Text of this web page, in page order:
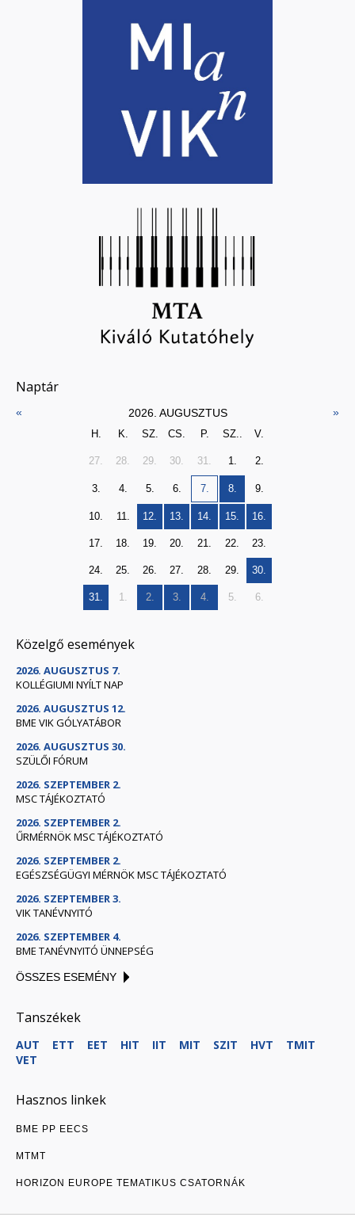
Naptár
« 2026. AUGUSZTUS »
H. K. SZ. CS. P. SZ.. V.
27. 28. 29. 30. 31. 1. 2.
3. 4. 5. 6. 7. 8. 9.
10. 11. 12. 13. 14. 15. 16.
17. 18. 19. 20. 21. 22. 23.
24. 25. 26. 27. 28. 29. 30.
31. 1. 2. 3. 4. 5. 6.
Közelgő események
2026. AUGUSZTUS 7.
KOLLÉGIUMI NYÍLT NAP
2026. AUGUSZTUS 12.
BME VIK GÓLYATÁBOR
2026. AUGUSZTUS 30.
SZÜLŐI FÓRUM
2026. SZEPTEMBER 2.
MSC TÁJÉKOZTATÓ
2026. SZEPTEMBER 2.
ŰRMÉRNÖK MSC TÁJÉKOZTATÓ
2026. SZEPTEMBER 2.
EGÉSZSÉGÜGYI MÉRNÖK MSC TÁJÉKOZTATÓ
2026. SZEPTEMBER 3.
VIK TANÉVNYITÓ
2026. SZEPTEMBER 4.
BME TANÉVNYITÓ ÜNNEPSÉG
ÖSSZES ESEMÉNY
Tanszékek
AUT ETT EET HIT IIT MIT SZIT HVT
TMIT
VET
Hasznos linkek
BME PP EECS
MTMT
HORIZON EUROPE TEMATIKUS CSATORNÁK